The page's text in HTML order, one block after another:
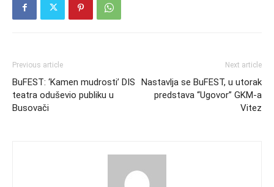
Previous article
BuFEST: ‘Kamen mudrosti’ DIS
teatra oduševio publiku u
Busovači
Next article
Nastavlja se BuFEST, u utorak
predstava “Ugovor” GKM-a
Vitez